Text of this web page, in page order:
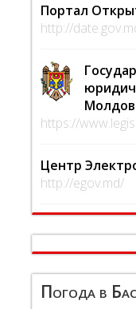
Портал
http://
https://
Центр
http://egov.md/
Погода в